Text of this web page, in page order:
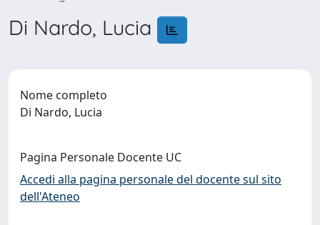
Di Nardo, Lucia
Nome completo
Di Nardo, Lucia
Pagina Personale Docente UC
Accedi alla pagina personale del docente sul sito
dell'Ateneo